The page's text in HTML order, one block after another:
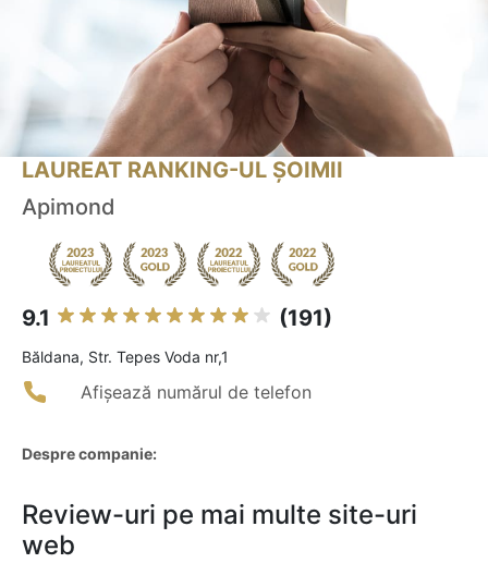
LAUREAT RANKING-UL ȘOIMII
Apimond
9.1 (191)
Băldana, Str. Tepes Voda nr,1
Afișează numărul de telefon
Despre companie:
Review-uri pe mai multe site-uri
web